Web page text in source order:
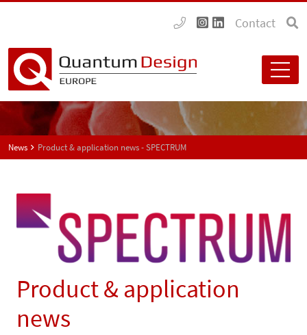
Contact
News Product & application news - SPECTRUM
Product & application
news